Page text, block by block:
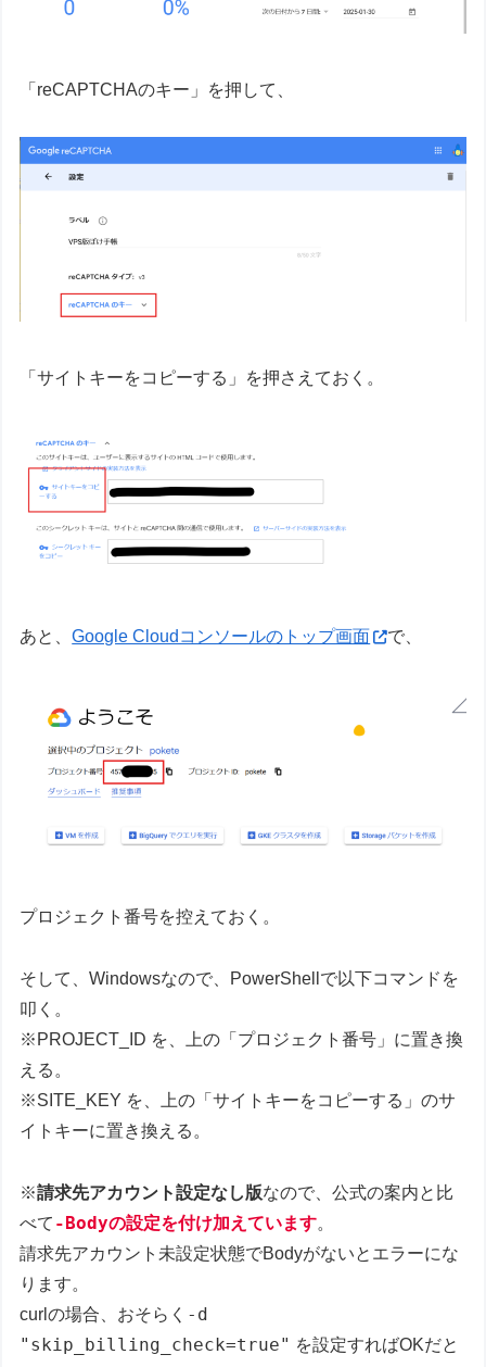
「reCAPTCHAのキー」を押して、
「サイトキーをコピーする」を押さえておく。
あと、Google Cloudコンソールのトップ画面 で、
プロジェクト番号を控えておく。
そして、Windowsなので、PowerShellで以下コマンドを
叩く。
※PROJECT_ID を、上の「プロジェクト番号」に置き換
える。
※SITE_KEY を、上の「サイトキーをコピーする」のサ
イトキーに置き換える。
※請求先アカウント設定なし版なので、公式の案内と比
べて -Bodyの設定を付け加えています。
請求先アカウント未設定状態でBodyがないとエラーにな
ります。
curlの場合、おそらく -d
"skip_billing_check=true" を設定すればOKだと